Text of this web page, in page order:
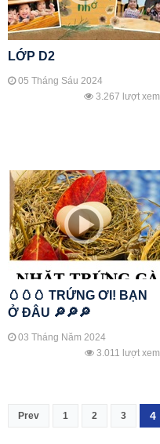
LỚP D2
05 Tháng Sáu 2024
3.267 lượt xem
🥚🥚🥚 TRỨNG ƠI! BẠN
Ở ĐÂU 🔎🔎🔎
03 Tháng Năm 2024
3.011 lượt xem
Prev 1 2 3 4